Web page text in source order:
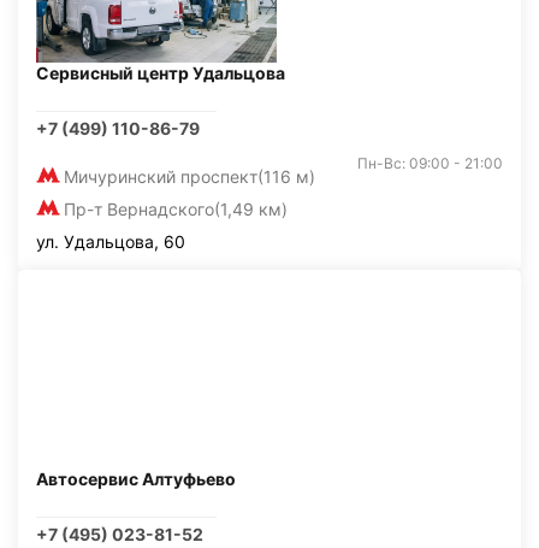
Сервисный центр Удальцова
+7 (499) 110-86-79
Мичуринский проспект(116 м)
Пр-т Вернадского(1,49 км)
Пн-Вс: 09:00 - 21:00
ул. Удальцова, 60
Автосервис Алтуфьево
+7 (495) 023-81-52